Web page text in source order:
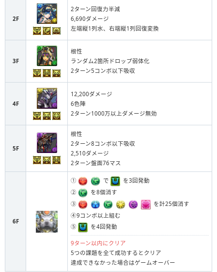
2F
2ターン回復力半減
6,690ダメージ
左端縦1列水、右端縦1列回復変換
3F
根性
ランダム2箇所ドロップ弱体化
2ターン5コンボ以下吸収
4F
12,200ダメージ
6色陣
2ターン1000万以上ダメージ無効
5F
根性
2ターン8コンボ以下吸収
2,510ダメージ
2ターン盤面76マス
6F
① で
を3回発動
②
を8個消す
③
を計25個消す
④9コンボ以上組む
⑤
を4回発動
9ターン以内にクリア
5つの課題を全て成功するとクリア
達成できなかった場合はゲームオーバー